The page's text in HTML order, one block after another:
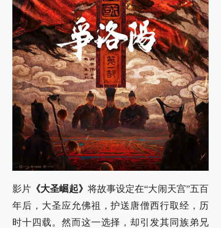
影片 《大圣崛起》 将故事设定在“大闹天宫”五百
年后，大圣应允佛祖，护送唐僧西行取经，历
时十四载。然而这一选择，却引发其同族弟兄